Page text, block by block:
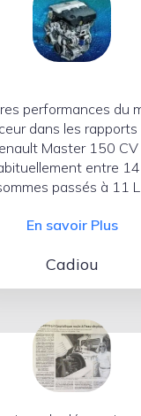
performances du
dans les rapports
Master 150 CV
entre
passés à 11
En savoir Plus
Cadiou